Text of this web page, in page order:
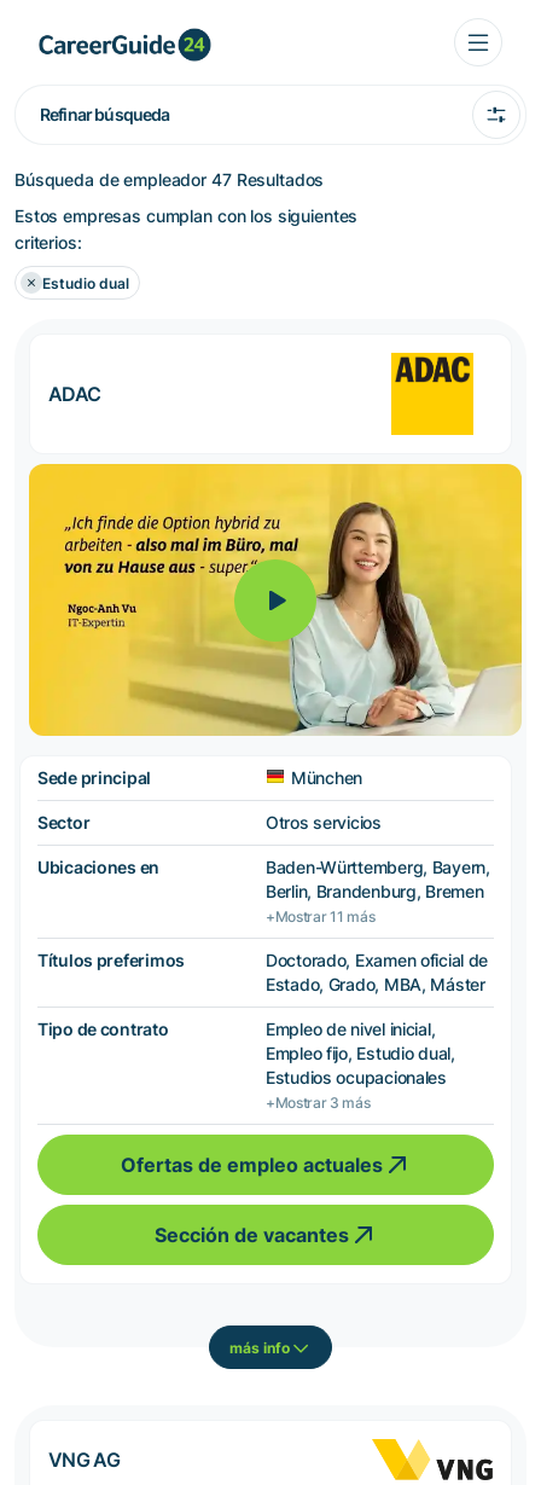
Refinar búsqueda
Búsqueda de empleador 47 Resultados
Estos empresas cumplan con los siguientes
criterios:
Estudio dual
ADAC
Sede principal München
Sector Otros servicios
Ubicaciones en
Baden-Württemberg, Bayern,
Berlin, Brandenburg, Bremen
+Mostrar 11 más
Títulos preferimos
Doctorado, Examen oficial de
Estado, Grado, MBA, Máster
Tipo de contrato
Empleo de nivel inicial,
Empleo fijo, Estudio dual,
Estudios ocupacionales
+Mostrar 3 más
Ofertas de empleo actuales
Sección de vacantes
más info
VNG AG